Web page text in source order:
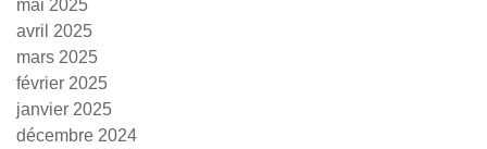
mai 2025
avril 2025
mars 2025
février 2025
janvier 2025
décembre 2024